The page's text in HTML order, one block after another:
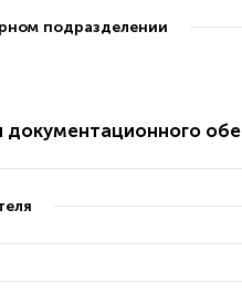
подразделении
документационного